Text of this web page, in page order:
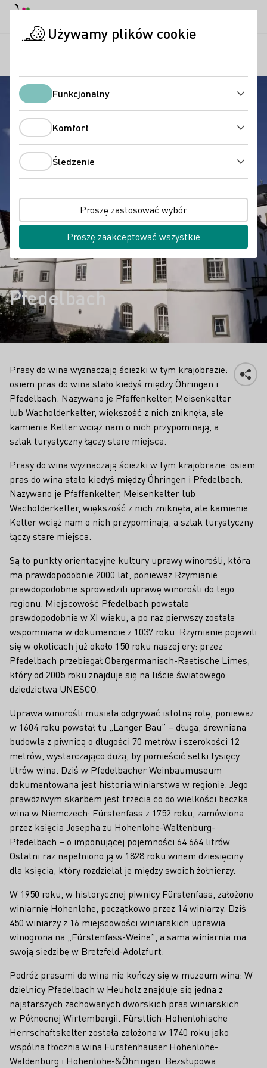
Pfedelbach
Prasy do wina wyznaczają ścieżki w tym krajobrazie:
osiem pras do wina stało kiedyś między Öhringen i
Pfedelbach. Nazywano je Pfaffenkelter, Meisenkelter
lub Wacholderkelter, większość z nich zniknęła, ale
kamienie Kelter wciąż nam o nich przypominają, a
szlak turystyczny łączy stare miejsca.
Prasy do wina wyznaczają ścieżki w tym krajobrazie: osiem
pras do wina stało kiedyś między Öhringen i Pfedelbach.
Nazywano je Pfaffenkelter, Meisenkelter lub
Wacholderkelter, większość z nich zniknęła, ale kamienie
Kelter wciąż nam o nich przypominają, a szlak turystyczny
łączy stare miejsca.
Są to punkty orientacyjne kultury uprawy winorośli, która
ma prawdopodobnie 2000 lat, ponieważ Rzymianie
prawdopodobnie sprowadzili uprawę winorośli do tego
regionu. Miejscowość Pfedelbach powstała
prawdopodobnie w XI wieku, a po raz pierwszy została
wspomniana w dokumencie z 1037 roku. Rzymianie pojawili
się w okolicach już około 150 roku naszej ery: przez
Pfedelbach przebiegał Obergermanisch-Raetische Limes,
który od 2005 roku znajduje się na liście światowego
dziedzictwa UNESCO.
Uprawa winorośli musiała odgrywać istotną rolę, ponieważ
w 1604 roku powstał tu „Langer Bau” – długa, drewniana
budowla z piwnicą o długości 70 metrów i szerokości 12
metrów, wystarczająco dużą, by pomieścić setki tysięcy
litrów wina. Dziś w Pfedelbacher Weinbaumuseum
dokumentowana jest historia winiarstwa w regionie. Jego
prawdziwym skarbem jest trzecia co do wielkości beczka
wina w Niemczech: Fürstenfass z 1752 roku, zamówiona
przez księcia Josepha zu Hohenlohe-Waltenburg-
Pfedelbach – o imponującej pojemności 64 664 litrów.
Ostatni raz napełniono ją w 1828 roku winem dziesięciny
dla księcia, który rozdzielał je między swoich żołnierzy.
W 1950 roku, w historycznej piwnicy Fürstenfass, założono
winiarnię Hohenlohe, początkowo przez 14 winiarzy. Dziś
450 winiarzy z 16 miejscowości winiarskich uprawia
winogrona na „Fürstenfass-Weine”, a sama winiarnia ma
swoją siedzibę w Bretzfeld-Adolzfurt.
Podróż prasami do wina nie kończy się w muzeum wina: W
dzielnicy Pfedelbach w Heuholz znajduje się jedna z
najstarszych zachowanych dworskich pras winiarskich
w Północnej Wirtembergii. Fürstlich-Hohenlohische
Herrschaftskelter została założona w 1740 roku jako
wspólna tłocznia wina Fürstenhäuser Hohenlohe-
Waldenburg i Hohenlohe-&Öhringen. Bezsłupowa
Używamy plików cookie
Funkcjonalny
Komfort
Śledzenie
Proszę zastosować wybór
Proszę zaakceptować wszystkie